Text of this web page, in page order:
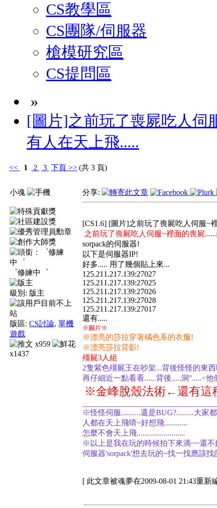
CS教學區
CS團隊/伺服器
槍模研究區
CS提問區
»
[圖片]之前玩了喪屍吃人伺
有人在天上飛.....
<< 1 2 3 下頁 >> (共 3 頁)
小魂
゜修練中゜
級別: 版主
版區: CS討論, 單機
遊戲
x959
x1437
分享:
[CS1.6] [圖片]之前玩了喪屍吃人伺服~
之前玩了喪屍吃人伺服~裡面的喪屍
sorpack的伺服器!
以下是伺服器IP!
好多..... 用了幾個貼上來...
125.211.217.139:27027
125.211.217.139:27025
125.211.217.139:27026
125.211.217.139:27028
125.211.217.139:27017
還有.....
※圖片※
※漂亮的莎拉穿著橘色系的衣服!
※漂亮莎拉背影!
殭屍3人組
2隻紫色殭屍王在吵架...背後怪怪的東
再仔細近一點看看......背後.....洞''.....<他
※金峰脫殼法術←還有這
※怪怪伺服..........還是BUG?.........大家
人都在天上飛唷~好想飛............
怎麼不會天上飛.........................
※以上是我在玩的時候拍下來滴~~還不
伺服器'sorpack'想去玩的~找一找應該
[ 此文章被魂夢在2009-08-01 21:43重新